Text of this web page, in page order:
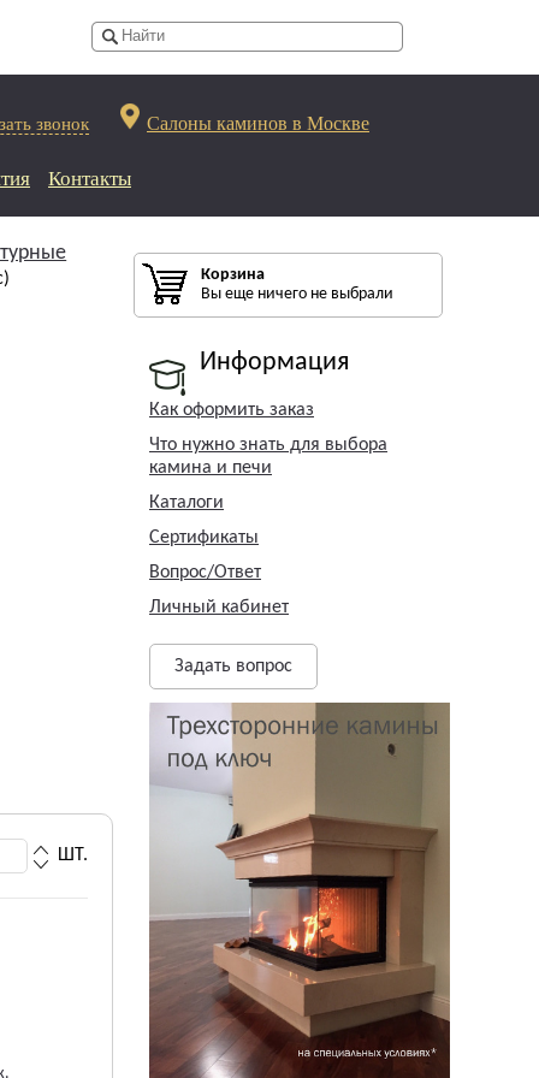
звонок Салоны каминов в Москве
Контакты
ШТ.
Корзина
Вы еще ничего не выбрали
Информация
Как оформить заказ
Что нужно знать для выбора
камина и печи
Каталоги
Сертификаты
Вопрос/Ответ
Личный кабинет
Задать вопрос